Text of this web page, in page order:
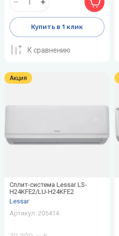
Купить в 1 клик
К сравнению
Акция
Сплит-система Lessar LS-
H24KFE2/LU-H24KFE2
Lessar
Артикул: 205414